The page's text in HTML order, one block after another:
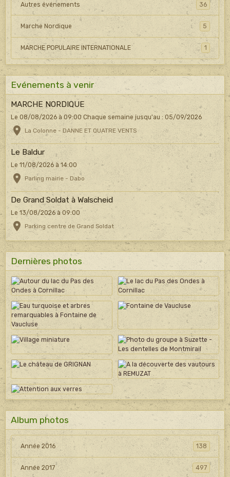
Autres événements 36
Marche Nordique 5
MARCHE POPULAIRE INTERNATIONALE 1
Evénements à venir
MARCHE NORDIQUE
Le 08/08/2026 à 09:00 Chaque semaine jusqu'au : 05/09/2026
La Colonne - DANNE ET QUATRE VENTS
Le Baldur
Le 11/08/2026 à 14:00
Parling mairie - Dabo
De Grand Soldat à Walscheid
Le 13/08/2026 à 09:00
Parking centre de Grand Soldat
Dernières photos
Album photos
Année 2016 138
Année 2017 497